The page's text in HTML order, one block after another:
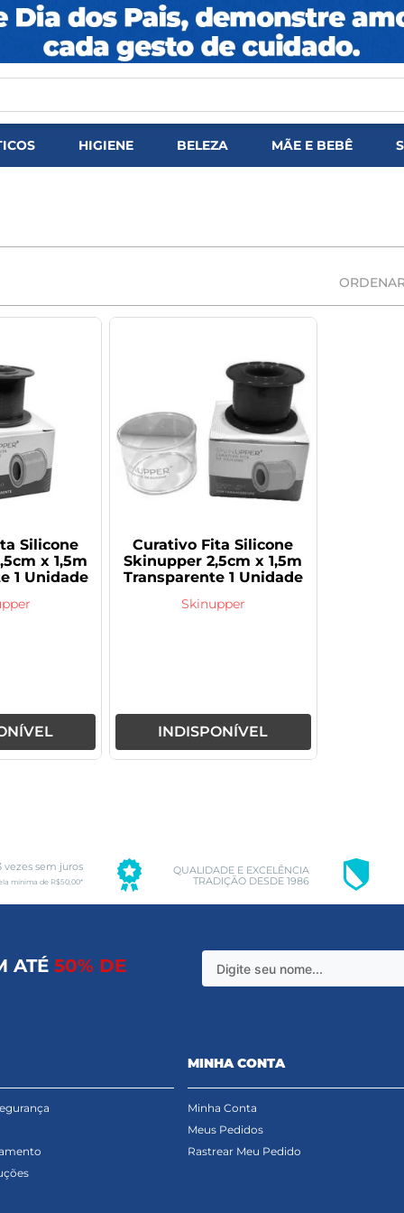
HIGIENE BELEZA MÃE E BEBÊ
Silicone
x 1,5m
1 Unidade
Curativo Fita Silicone
Skinupper 2,5cm x 1,5m
Transparente 1 Unidade
Skinupper
INDISPONÍVEL
vezes sem juros
mínima de R$50,00*
QUALIDADE E EXCELÊNCIA
TRADIÇÃO DESDE 1986
ATÉ 50% DE
MINHA CONTA
Minha Conta
Meus Pedidos
Rastrear Meu Pedido